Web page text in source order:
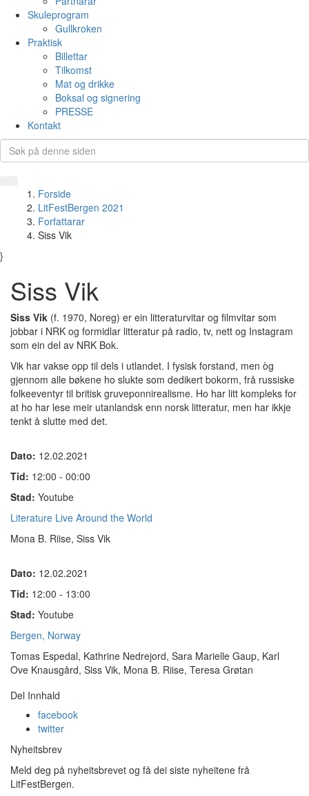
Skuleprogram
Gullkroken
Praktisk
Billettar
Tilkomst
Mat og drikke
Boksal og signering
PRESSE
Kontakt
Forside
LitFestBergen 2021
Forfattarar
Siss Vik
}
Siss Vik
Siss Vik (f. 1970, Noreg) er ein litteraturvitar og filmvitar som
jobbar i NRK og formidlar litteratur på radio, tv, nett og Instagram
som ein del av NRK Bok.
Vik har vakse opp til dels i utlandet. I fysisk forstand, men òg
gjennom alle bøkene ho slukte som dedikert bokorm, frå russiske
folkeeventyr til britisk gruveponnirealisme. Ho har litt kompleks for
at ho har lese meir utanlandsk enn norsk litteratur, men har ikkje
tenkt å slutte med det.
Dato: 12.02.2021
Tid: 12:00 - 00:00
Stad: Youtube
Literature Live Around the World
Mona B. Riise, Siss Vik
Dato: 12.02.2021
Tid: 12:00 - 13:00
Stad: Youtube
Bergen, Norway
Tomas Espedal, Kathrine Nedrejord, Sara Marielle Gaup, Karl
Ove Knausgård, Siss Vik, Mona B. Riise, Teresa Grøtan
Del Innhald
facebook
twitter
Nyheitsbrev
Meld deg på nyheitsbrevet og få dei siste nyheitene frå
LitFestBergen.